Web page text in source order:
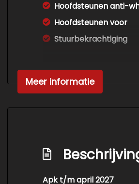
Hoofdsteunen anti-
Hoofdsteunen voor
Stuurbekrachtiging
Meer informatie
Apk t/m april 2027